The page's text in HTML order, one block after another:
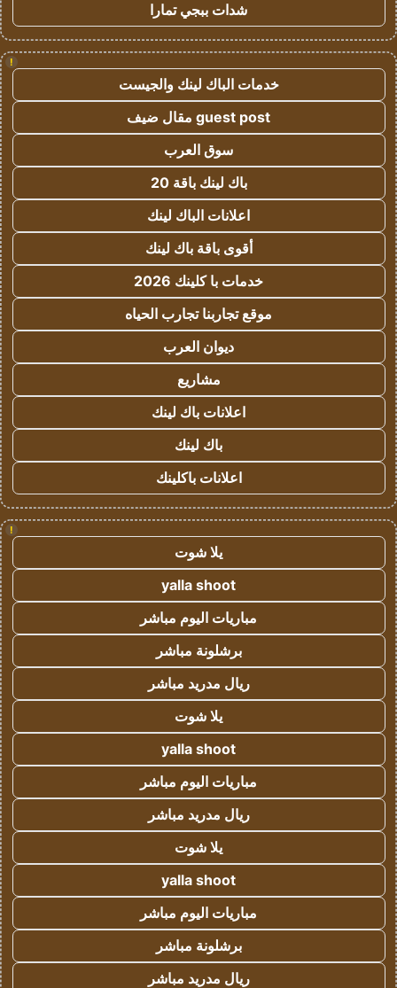
شدات ببجي تمارا
!
خدمات الباك لينك والجيست
guest post مقال ضيف
سوق العرب
باك لينك باقة 20
اعلانات الباك لينك
أقوى باقة باك لينك
خدمات با كلينك 2026
موقع تجاربنا تجارب الحياه
ديوان العرب
مشاريع
اعلانات باك لينك
باك لينك
اعلانات باكلينك
!
يلا شوت
yalla shoot
مباريات اليوم مباشر
برشلونة مباشر
ريال مدريد مباشر
يلا شوت
yalla shoot
مباريات اليوم مباشر
ريال مدريد مباشر
يلا شوت
yalla shoot
مباريات اليوم مباشر
برشلونة مباشر
ريال مدريد مباشر